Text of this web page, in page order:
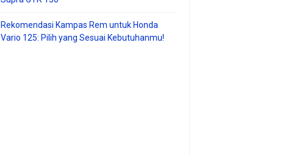
Rekomendasi Kampas Rem untuk Honda
Vario 125: Pilih yang Sesuai Kebutuhanmu!